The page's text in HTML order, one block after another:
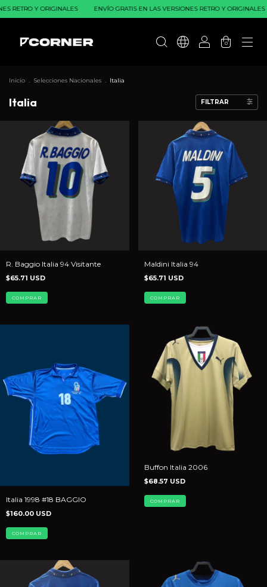
RETRO Y ORIGINALES ENVÍO GRATIS EN LAS VERSIONES RETRO Y ORIGINALES
0
Inicio . Selecciones Nacionales . Italia
Italia FILTRAR
R. Baggio Italia 94 Visitante
$65.71 USD
COMPRAR
Maldini Italia 94
$65.71 USD
COMPRAR
Italia 1998 #18 BAGGIO
$160.00 USD
COMPRAR
Buffon Italia 2006
$68.57 USD
COMPRAR